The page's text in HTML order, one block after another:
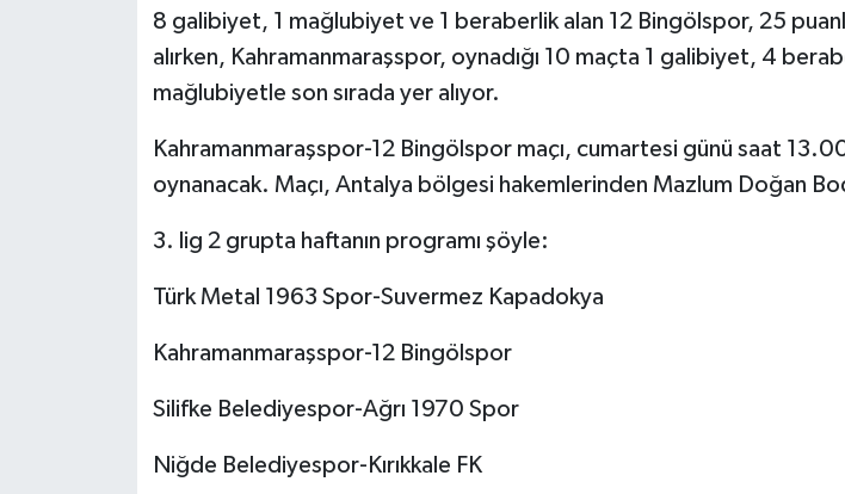
8 galibiyet, 1 mağlubiyet ve 1 beraberlik alan 12 Bingölspor, 25
alırken, Kahramanmaraşspor, oynadığı 10 maçta 1 galibiyet, 4
mağlubiyetle son sırada yer alıyor.
Kahramanmaraşspor-12 Bingölspor maçı, cumartesi günü saat
oynanacak. Maçı, Antalya bölgesi hakemlerinden Mazlum Doğan
3. lig 2 grupta haftanın programı şöyle:
Türk Metal 1963 Spor-Suvermez Kapadokya
Kahramanmaraşspor-12 Bingölspor
Silifke Belediyespor-Ağrı 1970 Spor
Niğde Belediyespor-Kırıkkale FK